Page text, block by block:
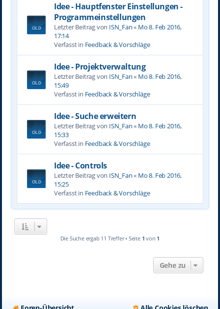
Idee - Hauptfenster Einstellungen -
Programmeinstellungen
Letzter Beitrag von ISN_Fan« Mo 8. Feb 2016,
17:14
Verfasst in Feedback & Vorschläge
Idee - Projektverwaltung
Letzter Beitrag von ISN_Fan« Mo 8. Feb 2016,
15:49
Verfasst in Feedback & Vorschläge
Idee - Suche erweitern
Letzter Beitrag von ISN_Fan« Mo 8. Feb 2016,
15:33
Verfasst in Feedback & Vorschläge
Idee - Controls
Letzter Beitrag von ISN_Fan« Mo 8. Feb 2016,
15:25
Verfasst in Feedback & Vorschläge
Die Suche ergab 11 Treffer • Seite 1 von 1
Gehe zu